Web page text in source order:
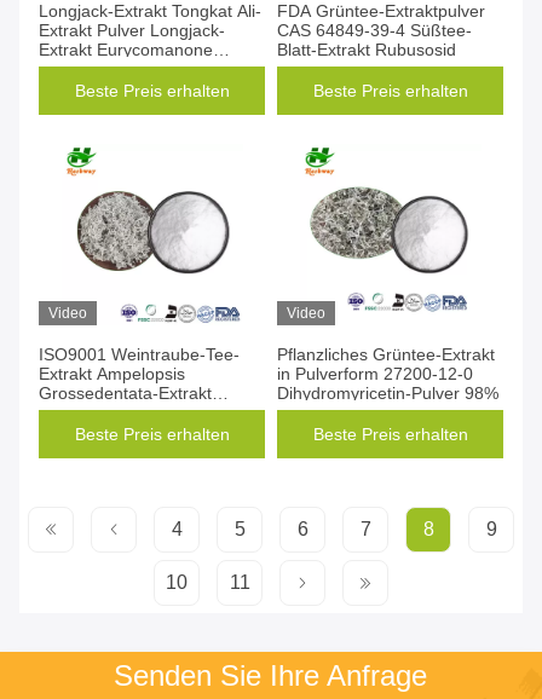
Longjack-Extrakt Tongkat Ali-
Extrakt Pulver Longjack-
Extrakt Eurycomanone
ISO9001 zugelassen
Beste Preis erhalten
FDA Grüntee-Extraktpulver
CAS 64849-39-4 Süßtee-
Blatt-Extrakt Rubusosid
Beste Preis erhalten
Video
ISO9001 Weintraube-Tee-
Extrakt Ampelopsis
Grossedentata-Extrakt
Dihydromyricetin CAS 27200-
Beste Preis erhalten
Video
Pflanzliches Grüntee-Extrakt
in Pulverform 27200-12-0
Dihydromyricetin-Pulver 98%
Beste Preis erhalten
4 5 6 7 8 9
10 11
Senden Sie Ihre Anfrage